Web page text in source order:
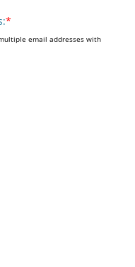
*
email addresses with